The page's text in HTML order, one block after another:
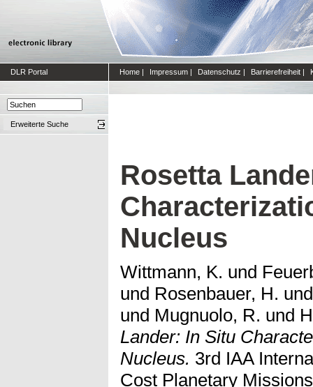
DLR Portal Home | Impressum | Datenschutz | Barrierefreiheit |
Erweiterte Suche
Rosetta
Nucleus
Wittmann, K. und
und Rosenbauer, H.
und Mugnuolo, R. und
Lander: In Situ
Nucleus. 3rd IAA
Cost Planetary